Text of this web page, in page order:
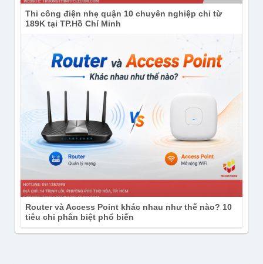
Thi công điện nhẹ quận 10 chuyên nghiệp chỉ từ
189K tại TP.Hồ Chí Minh
Router và Access Point khác nhau như thế nào? 10
tiêu chi phân biệt phổ biến